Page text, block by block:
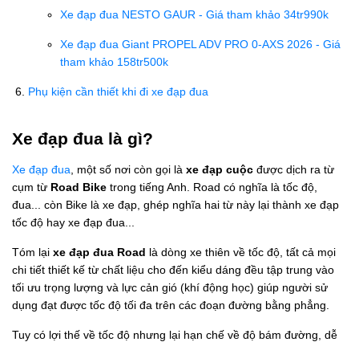
Xe đạp đua NESTO GAUR - Giá tham khảo 34tr990k
Xe đạp đua Giant PROPEL ADV PRO 0-AXS 2026 - Giá
tham khảo 158tr500k
Phụ kiện cần thiết khi đi xe đạp đua
Xe đạp đua là gì?
Xe đạp đua , một số nơi còn gọi là xe đạp cuộc được dịch ra từ
cụm từ Road Bike trong tiếng Anh. Road có nghĩa là tốc độ,
đua... còn Bike là xe đạp, ghép nghĩa hai từ này lại thành xe đạp
tốc độ hay xe đạp đua...
Tóm lại xe đạp đua Road là dòng xe thiên về tốc độ, tất cả mọi
chi tiết thiết kế từ chất liệu cho đến kiểu dáng đều tập trung vào
tối ưu trọng lượng và lực cản gió (khí động học) giúp người sử
dụng đạt được tốc độ tối đa trên các đoạn đường bằng phẳng.
Tuy có lợi thế về tốc độ nhưng lại hạn chế về độ bám đường, dễ